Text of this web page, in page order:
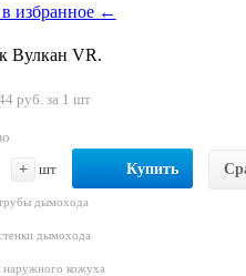
избранное ←
Вулкан VR.
руб. за 1 шт
+ шт Купить
дымохода
дымохода
наружного кожуха